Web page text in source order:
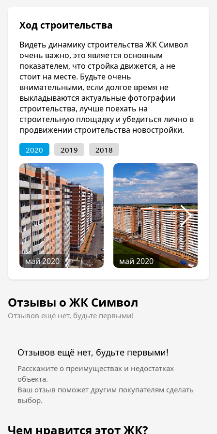
Благоустройство
Благоустроенная территория.
Отделка квартир
Предчистовая отделка квартир.
Ход строительства
Видеть динамику строительства ЖК Символ
очень важно, это является основным
показателем, что стройка движется, а не
стоит на месте. Будьте очень
внимательными, если долгое время не
выкладываются актуальные фотографии
строительства, лучше поехать на
строительную площадку и убедиться лично в
продвижении строительства новостройки.
2020 2019 2018
май 2020 май 2020
Отзывы о ЖК Символ
Отзывов ещё нет, будьте первыми!
Отзывов ещё нет, будьте первыми!
Расскажите о преимуществах и недостатках
объекта.
Ваш отзыв поможет другим покупателям сделать
выбор.
Чем нравится этот ЖК?